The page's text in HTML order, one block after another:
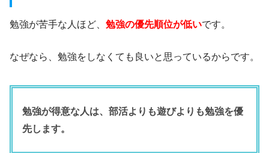
勉強が苦手な人ほど、 勉強の優先順位が低いです。
なぜなら、勉強をしなくても良いと思っているからです。
勉強が得意な人は、部活よりも遊びよりも勉強を優
先します。